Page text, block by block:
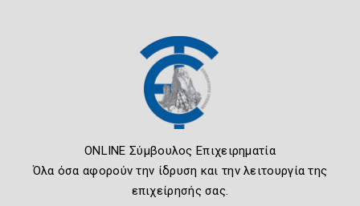
ONLINE Σύμβουλος Επιχειρηματία
Όλα όσα αφορούν την ίδρυση και την λειτουργία της
επιχείρησής σας.